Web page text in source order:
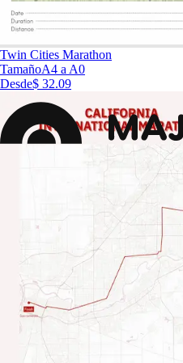
Twin Cities Marathon
TamañoA4 a A0
Desde$ 32.09